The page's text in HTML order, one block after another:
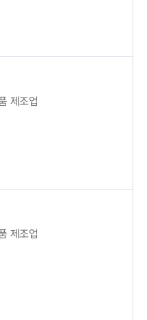
제조업
제조업